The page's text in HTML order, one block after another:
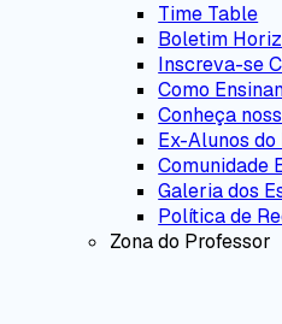
Time Table
Boletim
Inscreva-se
Como
Conheça
Ex-Alunos do
Comunidade
Galeria dos
Política de
Zona do Professor